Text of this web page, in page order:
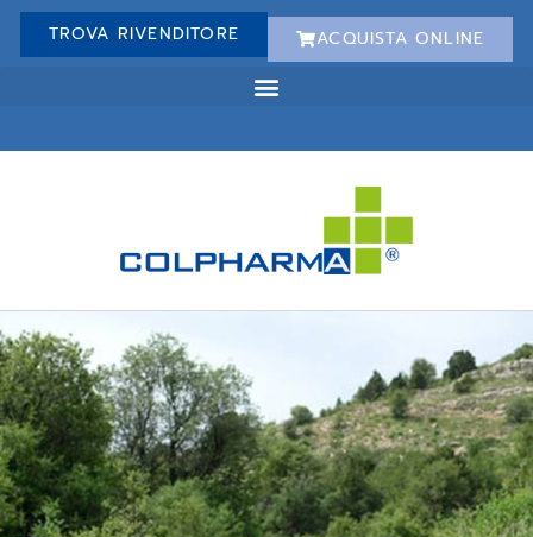
TROVA RIVENDITORE ACQUISTA ONLINE